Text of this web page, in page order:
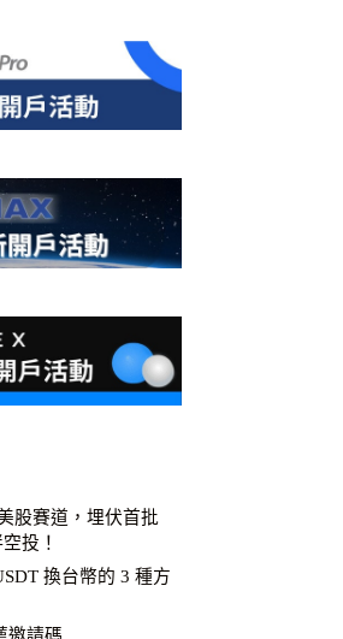
股賽道，埋伏首批
投！
換台幣的 3 種方
邀請碼